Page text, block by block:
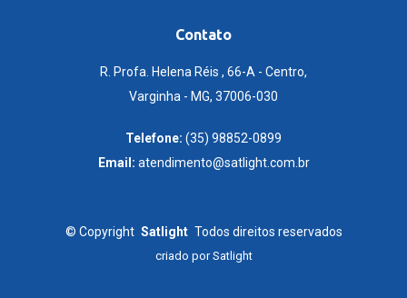
Contato
R. Profa. Helena Réis , 66-A - Centro,
Varginha - MG, 37006-030
Telefone: (35) 98852-0899
Email: atendimento@satlight.com.br
© Copyright Satlight Todos direitos reservados
criado porSatlight